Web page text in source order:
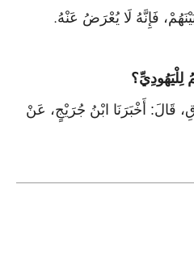
فَإِنَّهُ لَا يُعْرَضُ عَنْهُ.
قَالَ: أَخْبَرَنَا ابْنُ جُرَيْجٍ، عَنْ